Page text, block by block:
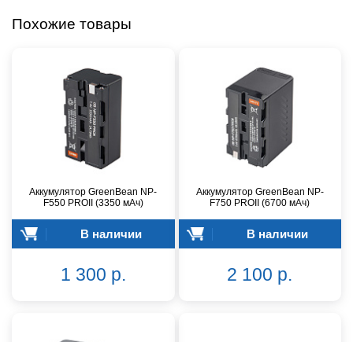
Похожие товары
Аккумулятор GreenBean NP-
F550 PROII (3350 мАч)
В наличии
1 300 р.
Аккумулятор GreenBean NP-
F750 PROII (6700 мАч)
В наличии
2 100 р.